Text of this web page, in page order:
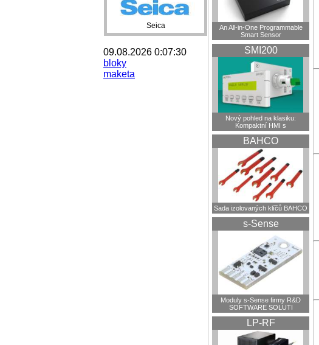
Seica
09.08.2026 0:07:30
bloky
maketa
An All-in-One Programmable
Smart Sensor
SMI200
Nový pohled na klasiku:
Kompaktní HMI s
BAHCO
Sada izolovaných klíčů BAHCO
s-Sense
Moduly s-Sense firmy R&D
SOFTWARE SOLUTI
LP-RF